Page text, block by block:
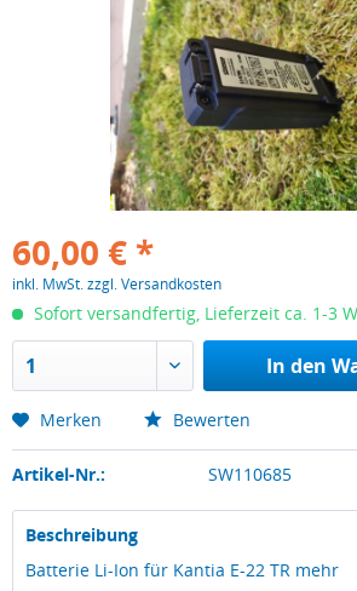
60,00 € *
inkl. MwSt.zzgl. Versandkosten
Sofort versandfertig, Lieferzeit ca. 1-3
In den
Merken Bewerten
Artikel-Nr.: SW110685
Beschreibung
Batterie Li-Ion für Kantia E-22 TR mehr